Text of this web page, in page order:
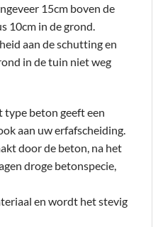
15cm boven de
10cm in de grond.
aan de schutting en
in de tuin niet weg
beton geeft een
aan uw erfafscheiding.
door de beton, na het
droge betonspecie,
en wordt het stevig